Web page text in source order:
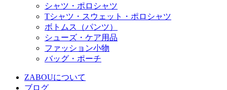
シャツ・ポロシャツ
Tシャツ・スウェット・ポロシャツ
ボトムス（パンツ）
シューズ・ケア用品
ファッション小物
バッグ・ポーチ
ZABOUについて
ブログ